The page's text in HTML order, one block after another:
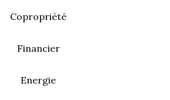
Copropriété
Financier
Energie